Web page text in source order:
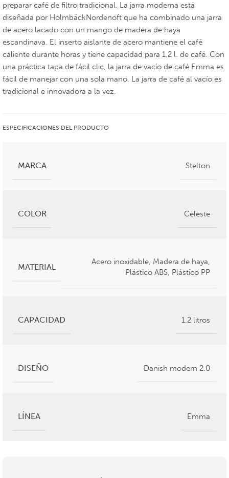
preparar café de filtro tradicional. La jarra moderna está
diseñada por HolmbäckNordenoft que ha combinado una jarra
de acero lacado con un mango de madera de haya
escandinava. El inserto aislante de acero mantiene el café
caliente durante horas y tiene capacidad para 1,2 l. de café. Con
una práctica tapa de fácil clic, la jarra de vacío de café Emma es
fácil de manejar con una sola mano. La jarra de café al vacío es
tradicional e innovadora a la vez.
ESPECIFICACIONES DEL PRODUCTO
MARCA Stelton
COLOR Celeste
MATERIAL
Acero inoxidable, Madera de haya,
Plástico ABS, Plástico PP
CAPACIDAD 1.2 litros
DISEÑO Danish modern 2.0
LÍNEA Emma